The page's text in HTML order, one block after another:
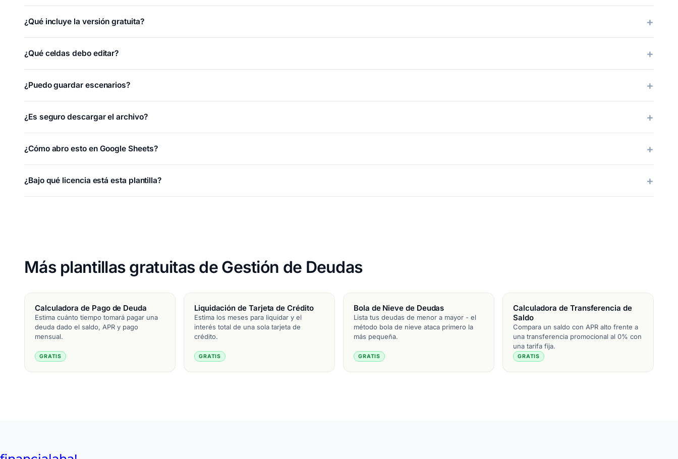
¿Qué incluye la versión gratuita?
¿Qué celdas debo editar?
¿Puedo guardar escenarios?
¿Es seguro descargar el archivo?
¿Cómo abro esto en Google Sheets?
¿Bajo qué licencia está esta plantilla?
Más plantillas gratuitas de Gestión de Deudas
Calculadora de Pago de Deuda
Estima cuánto tiempo tomará pagar una
deuda dado el saldo, APR y pago
mensual.
GRATIS
Liquidación de Tarjeta de Crédito
Estima los meses para liquidar y el
interés total de una sola tarjeta de
crédito.
GRATIS
Bola de Nieve de Deudas
Lista tus deudas de menor a mayor - el
método bola de nieve ataca primero la
más pequeña.
GRATIS
Calculadora de Transferencia de
Saldo
Compara un saldo con APR alto frente a
una transferencia promocional al 0% con
una tarifa fija.
GRATIS